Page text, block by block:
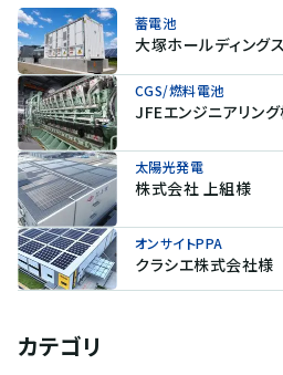
蓄電池
大塚ホールディング
CGS/燃料電池
JFEエンジニアリン
太陽光発電
株式会社 上組様
オンサイトPPA
クラシエ株式会社様
カテゴリ